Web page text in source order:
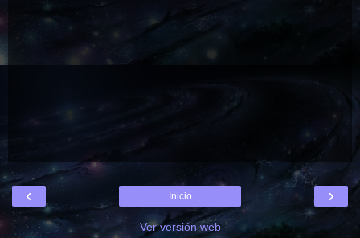
‹ ›
Inicio
Ver versión web